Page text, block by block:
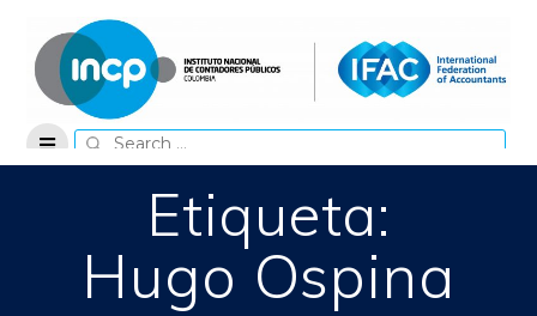
content
Search
for:
Etiqueta:
Hugo Ospina